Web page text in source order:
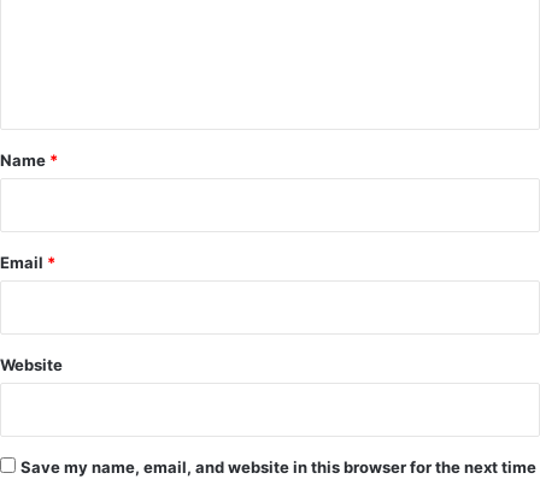
*
Name *
Email *
Website
Save my name, email, and website in this browser for the next time